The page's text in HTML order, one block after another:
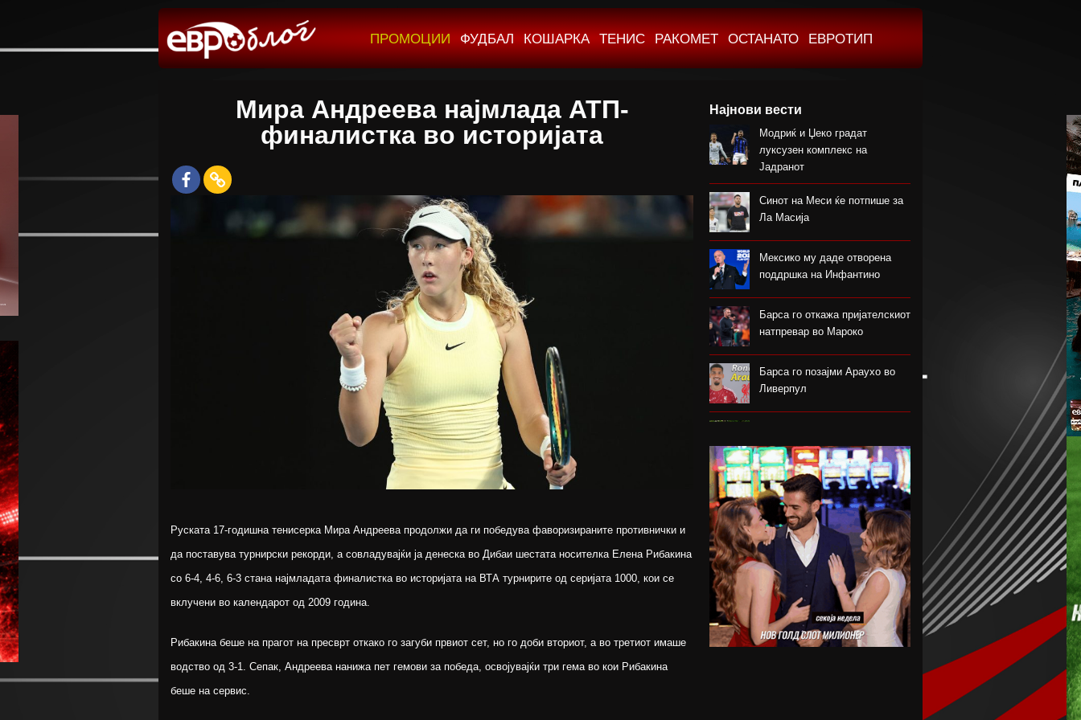
ПРОМОЦИИ ФУДБАЛ КОШАРКА ТЕНИС РАКОМЕТ ОСТАНАТО ЕВРОТИП
Мира Андреева најмлада АТП-
финалистка во историјата
Руската 17-годишна тенисерка Мира Андреева продолжи да ги победува фаворизираните противнички и
да поставува турнирски рекорди, а совладувајќи ја денеска во Дибаи шестата носителка Елена Рибакина
со 6-4, 4-6, 6-3 стана најмладата финалистка во историјата на ВТА турнирите од серијата 1000, кои се
вклучени во календарот од 2009 година.
Рибакина беше на прагот на пресврт откако го загуби првиот сет, но го доби вториот, а во третиот имаше
водство од 3-1. Сепак, Андреева нанижа пет гемови за победа, освојувајќи три гема во кои Рибакина
беше на сервис.
Најнови вести
Модриќ и Џеко градат
луксузен комплекс на
Јадранот
Синот на Меси ќе потпише за
Ла Масија
Мексико му даде отворена
поддршка на Инфантино
Барса го откажа пријателскиот
натпревар во Мароко
Барса го позајми Араухо во
Ливерпул
век се врати во Монтреал
ФК Пелистер со заштитен
бренд по 81 година постоење !
Артета: Мојот Арсенал учи од
грешките
Лука Зидан се раздели со
Гранада